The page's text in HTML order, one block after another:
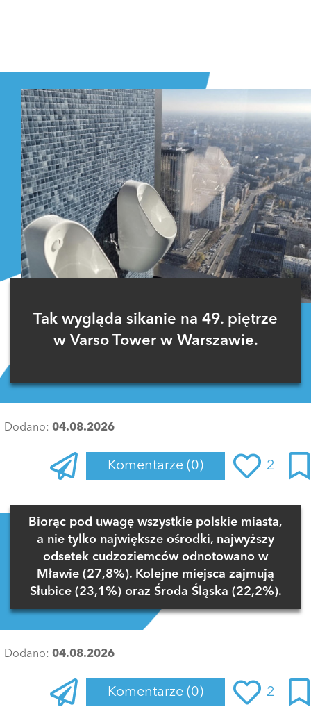
Tak wygląda sikanie na 49. piętrze
w Varso Tower w Warszawie.
Dodano: 04.08.2026
Komentarze (0) 2
Zaloguj się, aby dodać komentarz
Biorąc pod uwagę wszystkie polskie miasta,
a nie tylko największe ośrodki, najwyższy
odsetek cudzoziemców odnotowano w
Mławie (27,8%). Kolejne miejsca zajmują
Słubice (23,1%) oraz Środa Śląska (22,2%).
Dodano: 04.08.2026
Komentarze (0) 2